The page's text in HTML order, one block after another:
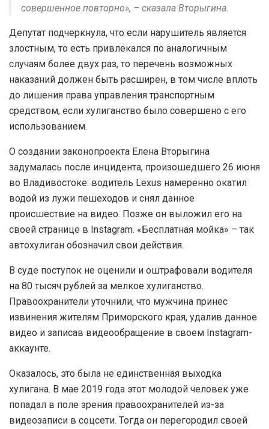
совершенное повторно», – сказала Вторыгина.
Депутат подчеркнула, что если нарушитель является
злостным, то есть привлекался по аналогичным
случаям более двух раз, то перечень возможных
наказаний должен быть расширен, в том числе вплоть
до лишения права управления транспортным
средством, если хулиганство было совершено с его
использованием.
О создании законопроекта Елена Вторыгина
задумалась после инцидента, произошедшего 26 июня
во Владивостоке: водитель Lexus намеренно окатил
водой из лужи пешеходов и снял данное
происшествие на видео. Позже он выложил его на
своей странице в Instagram. «Бесплатная мойка» – так
автохулиган обозначил свои действия.
В суде поступок не оценили и оштрафовали водителя
на 80 тысяч рублей за мелкое хулиганство.
Правоохранители уточнили, что мужчина принес
извинения жителям Приморского края, удалив данное
видео и записав видеообращение в своем Instagram-
аккаунте.
Оказалось, это была не единственная выходка
хулигана. В мае 2019 года этот молодой человек уже
попадал в поле зрения правоохранителей из-за
видеозаписи в соцсети. Тогда он перегородил своей